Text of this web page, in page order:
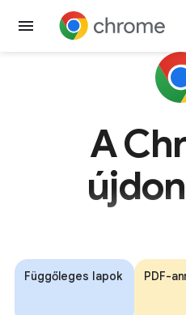
Chrome
A
Függőleges lapok PDF-